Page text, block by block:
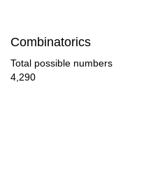
Combinatorics
Total possible numbers
4,290